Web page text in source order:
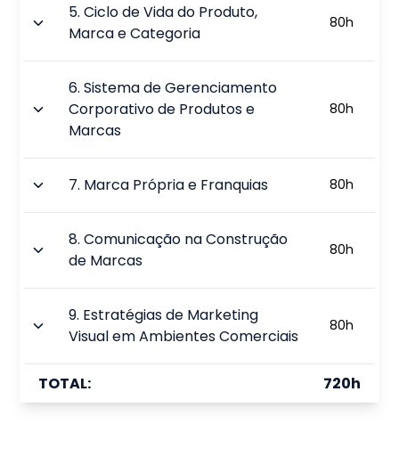
5.Ciclo de Vida do Produto,
Marca e Categoria
80h
6.Sistema de Gerenciamento
Corporativo de Produtos e
Marcas
80h
7. Marca Própria e Franquias 80h
8.Comunicação na Construção
de Marcas
80h
9. Estratégias de Marketing
Visual em Ambientes Comerciais
80h
TOTAL: 720h